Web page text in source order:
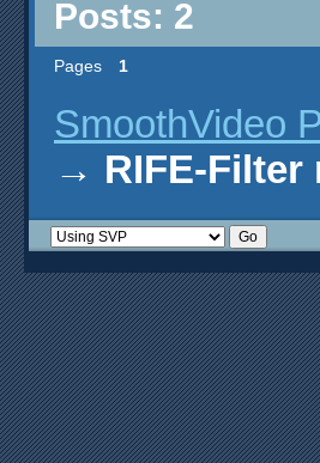
Posts: 2
Pages 1
SmoothVideo
→ RIFE-Filter